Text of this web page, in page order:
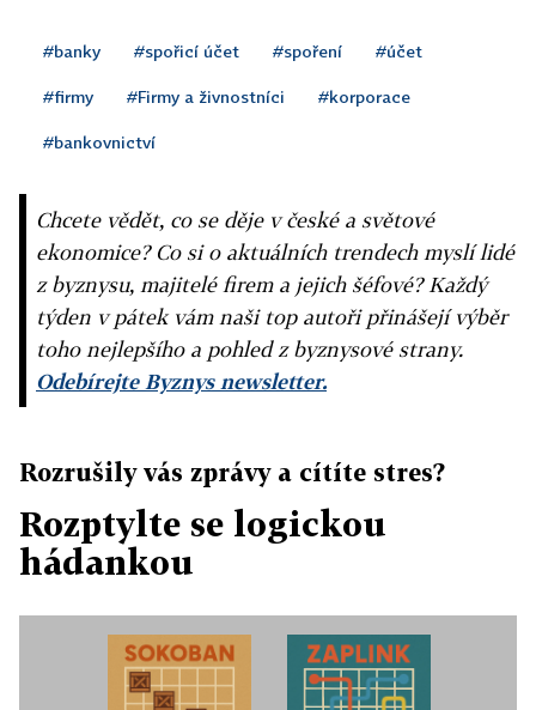
#banky #spořicí účet #spoření #účet
#firmy #Firmy a živnostníci #korporace
#bankovnictví
Chcete vědět, co se děje v české a světové
ekonomice? Co si o aktuálních trendech myslí lidé
z byznysu, majitelé firem a jejich šéfové? Každý
týden v pátek vám naši top autoři přinášejí výběr
toho nejlepšího a pohled z byznysové strany.
Odebírejte Byznys newsletter.
Rozrušily vás zprávy a cítíte stres?
Rozptylte se logickou
hádankou